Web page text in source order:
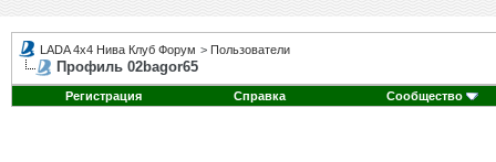
LADA 4x4 Нива Клуб Форум > Пользователи
Профиль 02bagor65
Регистрация Справка Сообщество